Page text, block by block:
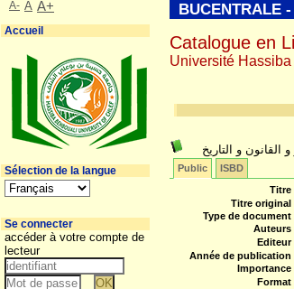
و القانون و التاريخ
Public
ISBD
Titre
Titre original
Type de document
Auteurs
Editeur
Année de publication
Importance
Format
BUCENTRALE
Catalogue en
Université
A- A A+
Accueil
Sélection de la langue
Se connecter
accéder à votre compte de
lecteur